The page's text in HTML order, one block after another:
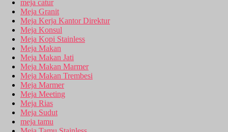
meja catur
Meja Granit
Meja Kerja Kantor Direktur
Meja Konsul
Meja Kopi Stainless
Meja Makan
Meja Makan Jati
Meja Makan Marmer
Meja Makan Trembesi
Meja Marmer
Meja Meeting
Meja Rias
Meja Sudut
meja tamu